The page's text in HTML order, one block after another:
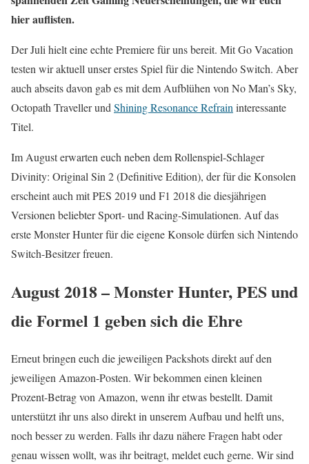
hier auflisten.
Der Juli hielt eine echte Premiere für uns bereit. Mit Go Vacation
testen wir aktuell unser erstes Spiel für die Nintendo Switch. Aber
auch abseits davon gab es mit dem Aufblühen von No Man’s Sky,
Octopath Traveller und Shining Resonance Refrain interessante
Titel.
Im August erwarten euch neben dem Rollenspiel-Schlager
Divinity: Original Sin 2 (Definitive Edition), der für die Konsolen
erscheint auch mit PES 2019 und F1 2018 die diesjährigen
Versionen beliebter Sport- und Racing-Simulationen. Auf das
erste Monster Hunter für die eigene Konsole dürfen sich Nintendo
Switch-Besitzer freuen.
August 2018 – Monster Hunter, PES und
die Formel 1 geben sich die Ehre
Erneut bringen euch die jeweiligen Packshots direkt auf den
jeweiligen Amazon-Posten. Wir bekommen einen kleinen
Prozent-Betrag von Amazon, wenn ihr etwas bestellt. Damit
unterstützt ihr uns also direkt in unserem Aufbau und helft uns,
noch besser zu werden. Falls ihr dazu nähere Fragen habt oder
genau wissen wollt, was ihr beitragt, meldet euch gerne. Wir sind